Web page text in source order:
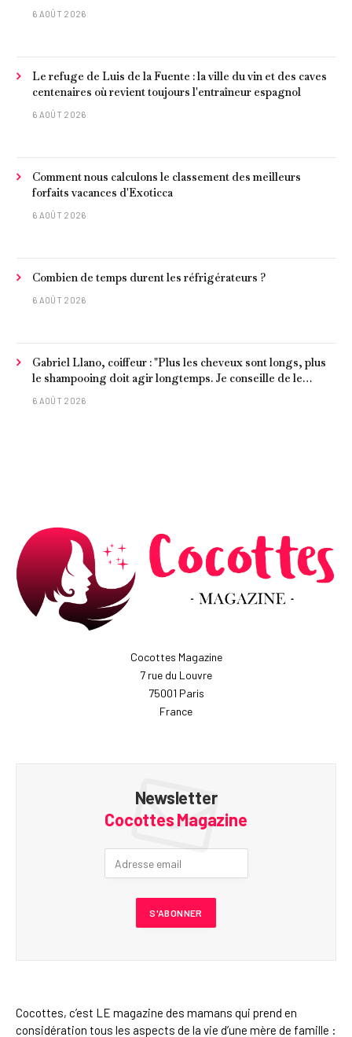
6 AOÛT 2026
Le refuge de Luis de la Fuente : la ville du vin et des caves
centenaires où revient toujours l'entraîneur espagnol
6 AOÛT 2026
Comment nous calculons le classement des meilleurs
forfaits vacances d'Exoticca
6 AOÛT 2026
Combien de temps durent les réfrigérateurs ?
6 AOÛT 2026
Gabriel Llano, coiffeur : "Plus les cheveux sont longs, plus
le shampooing doit agir longtemps. Je conseille de le
laisser entre 1 et 3 minutes."
6 AOÛT 2026
Cocottes Magazine
7 rue du Louvre
75001 Paris
France
Newsletter
Cocottes Magazine
Cocottes, c’est LE magazine des mamans qui prend en
considération tous les aspects de la vie d’une mère de famille :